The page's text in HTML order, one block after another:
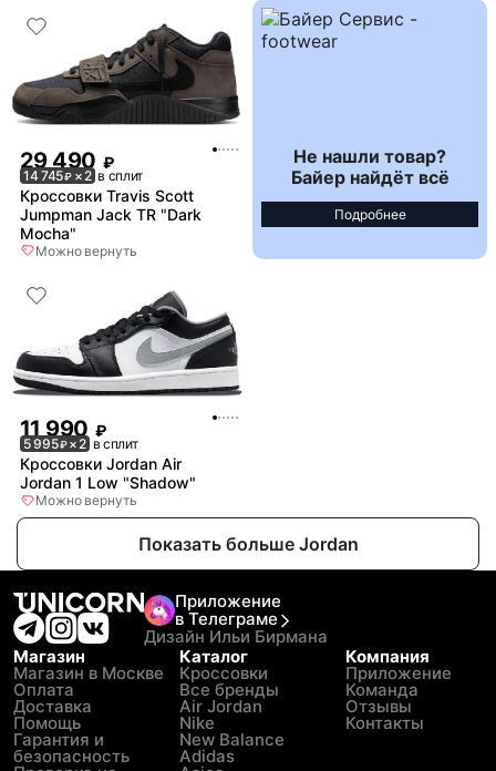
29 490 ₽
14 745₽ × 2 в сплит
Кроссовки Travis Scott
Jumpman Jack TR "Dark
Mocha"
Можно вернуть
Не нашли товар?
Байер найдёт всё
Подробнее
11 990 ₽
5 995₽× 2 в сплит
Кроссовки Jordan Air
Jordan 1 Low "Shadow"
Можно вернуть
Показать больше Jordan
Приложение
в Телеграме
Дизайн Ильи Бирмана
Магазин
Магазин в Москве
Оплата
Доставка
Помощь
Гарантия и
безопасность
Каталог
Кроссовки
Все бренды
Air Jordan
Nike
New Balance
Adidas
Компания
Приложение
Команда
Отзывы
Контакты